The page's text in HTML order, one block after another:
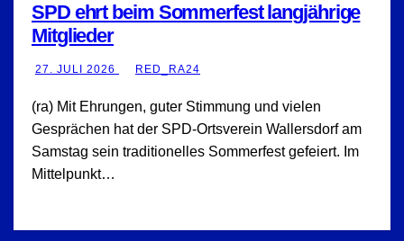
SPD ehrt beim Sommerfest langjährige
Mitglieder
27. JULI 2026 RED_RA24
(ra) Mit Ehrungen, guter Stimmung und vielen
Gesprächen hat der SPD-Ortsverein Wallersdorf am
Samstag sein traditionelles Sommerfest gefeiert. Im
Mittelpunkt…